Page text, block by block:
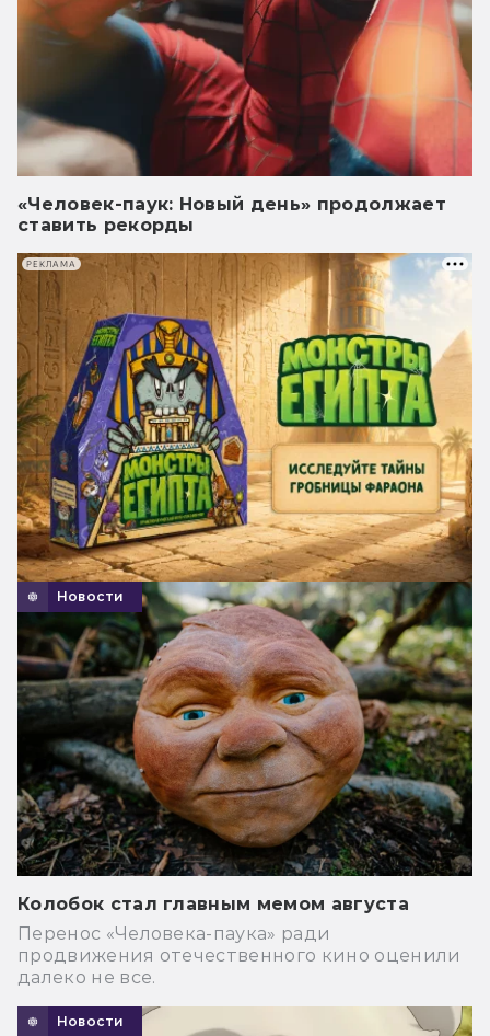
«Человек-паук: Новый день» продолжает
ставить рекорды
Новости
Колобок стал главным мемом августа
Перенос «Человека-паука» ради
продвижения отечественного кино оценили
далеко не все.
Новости
РЕКЛАМА